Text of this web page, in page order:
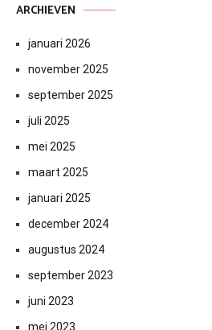
ARCHIEVEN
januari 2026
november 2025
september 2025
juli 2025
mei 2025
maart 2025
januari 2025
december 2024
augustus 2024
september 2023
juni 2023
mei 2023